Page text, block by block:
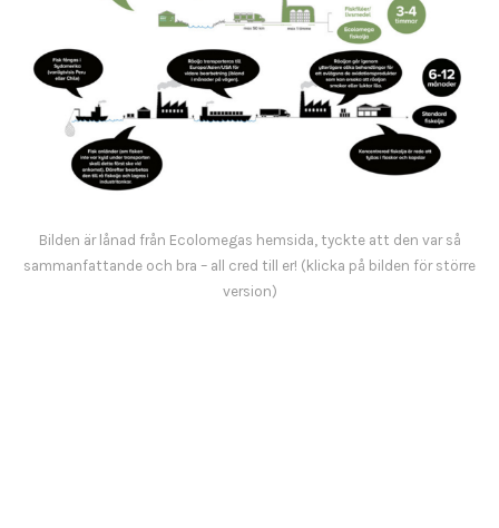
Bilden är lånad från Ecolomegas hemsida, tyckte att den var så
sammanfattande och bra – all cred till er! (klicka på bilden för större
version)